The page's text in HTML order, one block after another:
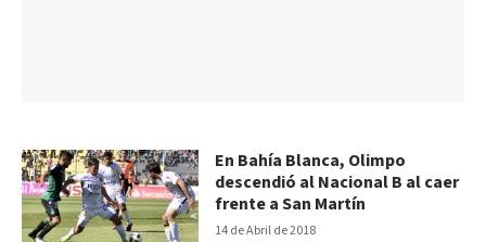
14 de Abril de 2018
En Bahía Blanca, Olimpo
descendió al Nacional B al caer
frente a San Martín